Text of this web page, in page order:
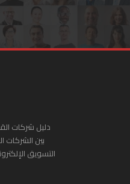
دليل شركات
بين الشركات
التسويق